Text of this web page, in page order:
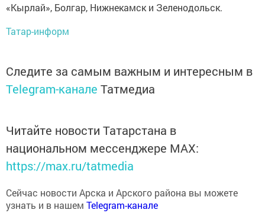
«Кырлай», Болгар, Нижнекамск и Зеленодольск.
Татар-информ
Следите за самым важным и интересным в
Telegram-канале Татмедиа
Читайте новости Татарстана в
национальном мессенджере MАХ:
https://max.ru/tatmedia
Сейчас новости Арска и Арского района вы можете
узнать и в нашем Telegram-канале